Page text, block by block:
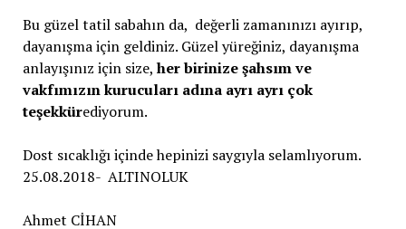
Bu güzel tatil sabahın da, değerli zamanınızı ayırıp,
dayanışma için geldiniz. Güzel yüreğiniz, dayanışma
anlayışınız için size,her birinize şahsım ve
vakfımızın kurucuları adına ayrı ayrı çok
teşekkürediyorum.
Dost sıcaklığı içinde hepinizi saygıyla selamlıyorum.
25.08.2018- ALTINOLUK
Ahmet CİHAN